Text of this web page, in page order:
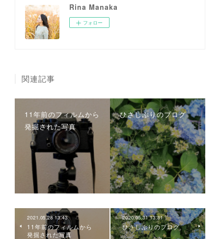
Rina Manaka
フォロー
関連記事
11年前のフィルムから
発掘された写真
ひさしぶりのブログ
2021.05.28 13:43
11年前のフィルムから
発掘された写真
2020.05.31 13:31
ひさしぶりのブログ